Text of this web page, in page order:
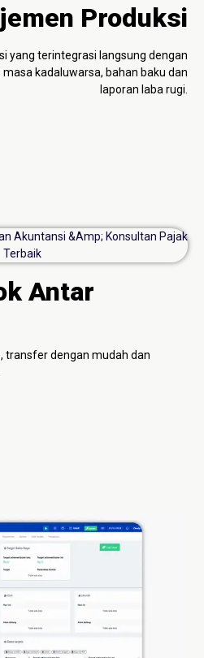
Produksi
yang terintegrasi langsung dengan
kadaluwarsa, bahan baku dan
laporan laba rugi.
Antar
transfer dengan mudah dan